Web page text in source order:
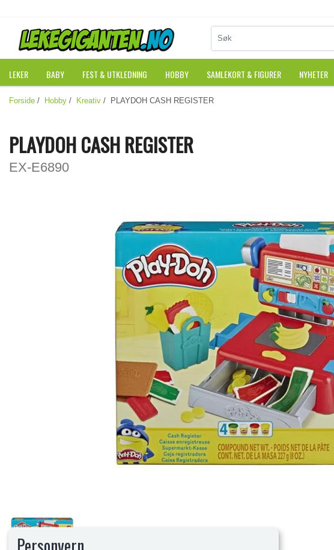
LEKER BABY FEST & UTKLEDNING HOBBY SAMLEKORT & FIGURER NYHETER
Forside / Hobby / Kreativ / PLAYDOH CASH REGISTER
PLAYDOH CASH REGISTER
EX-E6890